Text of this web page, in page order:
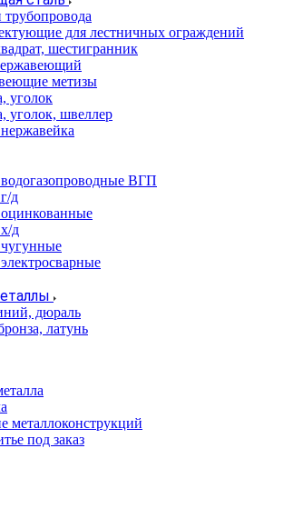
трубопровода
для лестничных ограждений
шестигранник
метизы
уголок
уголок, швеллер
ВГП
д
д
дюраль
латунь
металлоконструкций
под заказ